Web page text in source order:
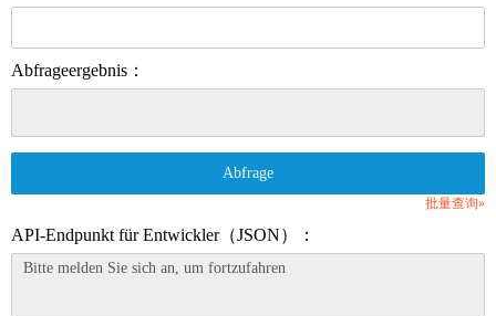
Abfrageergebnis：
Abfrage
批量查询»
API-Endpunkt für Entwickler（JSON）：